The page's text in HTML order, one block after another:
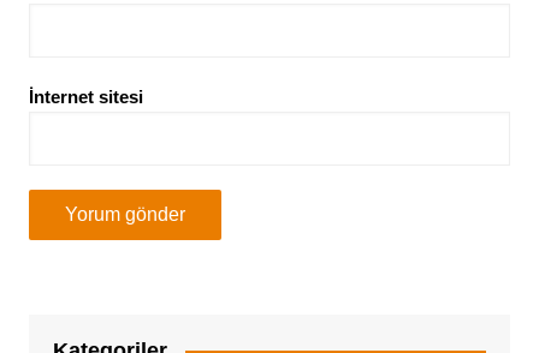
İnternet sitesi